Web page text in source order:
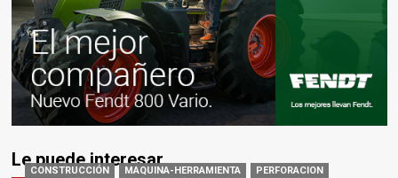
Le puede interesar
CONSTRUCCIÓN MAQUINA-HERRAMIENTA PERFORACION